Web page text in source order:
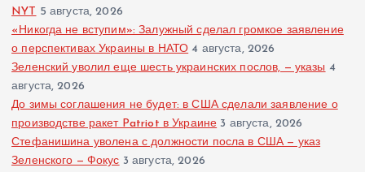
NYT 5 августа, 2026
«Никогда не вступим»: Залужный сделал громкое заявление
о перспективах Украины в НАТО 4 августа, 2026
Зеленский уволил еще шесть украинских послов, — указы 4
августа, 2026
До зимы соглашения не будет: в США сделали заявление о
производстве ракет Patriot в Украине 3 августа, 2026
Стефанишина уволена с должности посла в США — указ
Зеленского — Фокус 3 августа, 2026